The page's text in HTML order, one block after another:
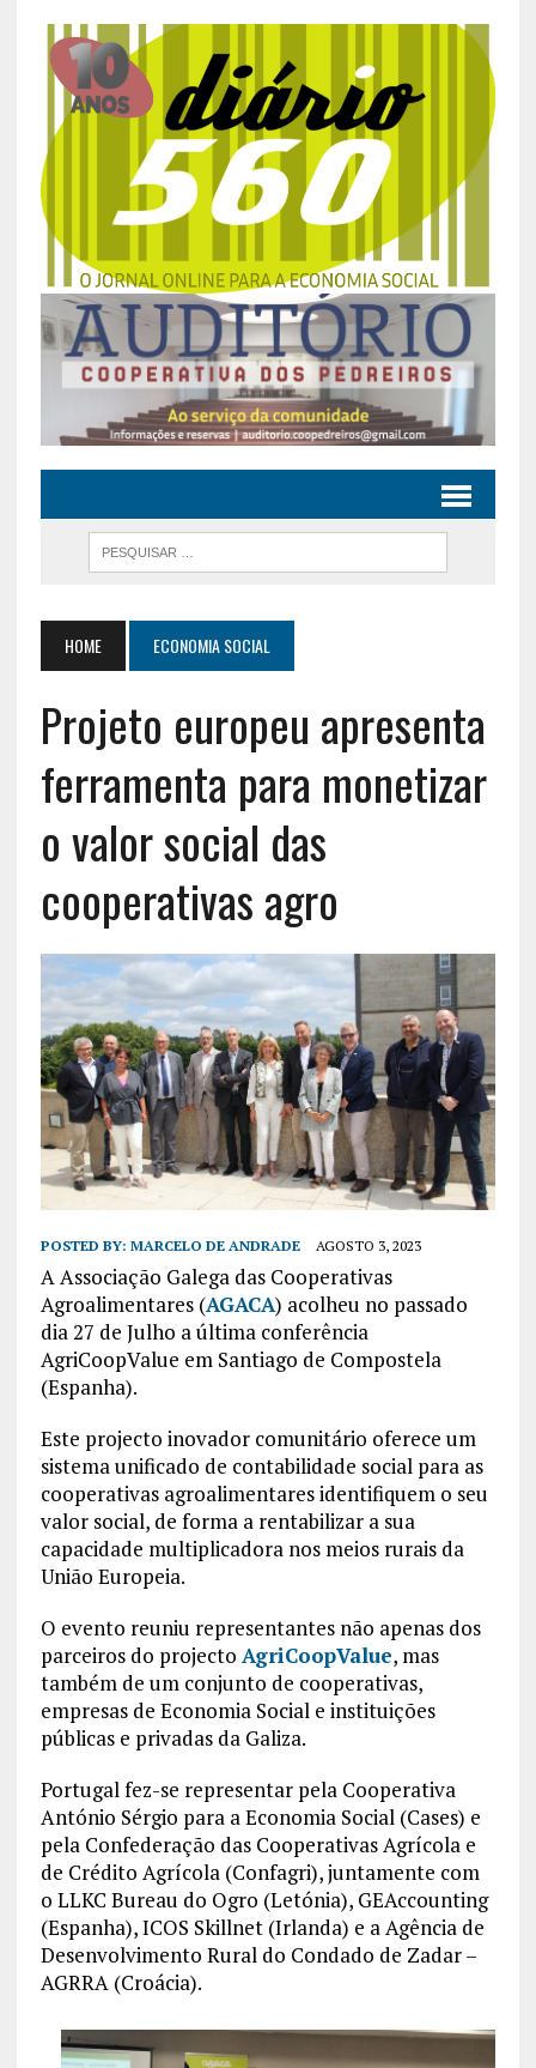
HOME ECONOMIA SOCIAL
Projeto europeu apresenta
ferramenta para monetizar
o valor social das
cooperativas agro
POSTED BY: MARCELO DE ANDRADE AGOSTO 3, 2023
A Associação Galega das Cooperativas
Agroalimentares (AGACA) acolheu no passado
dia 27 de Julho a última conferência
AgriCoopValue em Santiago de Compostela
(Espanha).
Este projecto inovador comunitário oferece um
sistema unificado de contabilidade social para as
cooperativas agroalimentares identifiquem o seu
valor social, de forma a rentabilizar a sua
capacidade multiplicadora nos meios rurais da
União Europeia.
O evento reuniu representantes não apenas dos
parceiros do projecto AgriCoopValue, mas
também de um conjunto de cooperativas,
empresas de Economia Social e instituições
públicas e privadas da Galiza.
Portugal fez-se representar pela Cooperativa
António Sérgio para a Economia Social (Cases) e
pela Confederação das Cooperativas Agrícola e
de Crédito Agrícola (Confagri), juntamente com
o LLKC Bureau do Ogro (Letónia), GEAccounting
(Espanha), ICOS Skillnet (Irlanda) e a Agência de
Desenvolvimento Rural do Condado de Zadar –
AGRRA (Croácia).